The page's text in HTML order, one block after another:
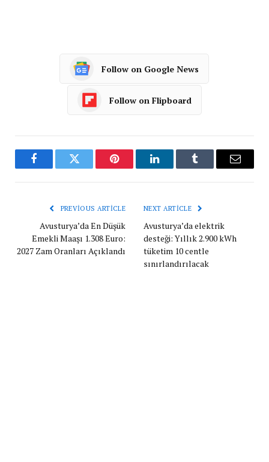
Follow on Google News
Follow on Flipboard
FacebookTwitter Pinterest LinkedInTumblr Email
PREVIOUS ARTICLE
Avusturya’da En Düşük
Emekli Maaşı 1.308 Euro:
2027 Zam Oranları Açıklandı
NEXT ARTICLE
Avusturya’da elektrik
desteği: Yıllık 2.900 kWh
tüketim 10 centle
sınırlandırılacak